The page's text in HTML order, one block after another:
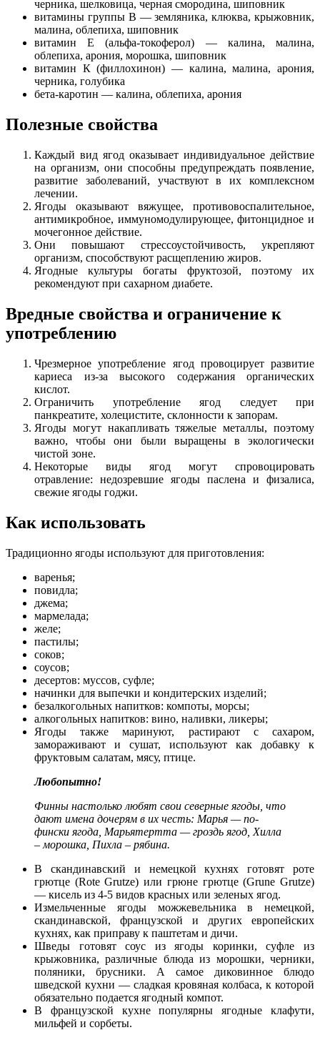
черника, шелковица, черная смородина, шиповник
витамины группы В — земляника, клюква, крыжовник,
малина, облепиха, шиповник
витамин E (альфа-токоферол) — калина, малина,
облепиха, арония, морошка, шиповник
витамин К (филлохинон) — калина, малина, арония,
черника, голубика
бета-каротин — калина, облепиха, арония
Полезные свойства
Каждый вид ягод оказывает индивидуальное действие
на организм, они способны предупреждать появление,
развитие заболеваний, участвуют в их комплексном
лечении.
Ягоды оказывают вяжущее, противовоспалительное,
антимикробное, иммуномодулирующее, фитонцидное и
мочегонное действие.
Они повышают стрессоустойчивость, укрепляют
организм, способствуют расщеплению жиров.
Ягодные культуры богаты фруктозой, поэтому их
рекомендуют при сахарном диабете.
Вредные свойства и ограничение к
употреблению
Чрезмерное употребление ягод провоцирует развитие
кариеса из-за высокого содержания органических
кислот.
Ограничить употребление ягод следует при
панкреатите, холецистите, склонности к запорам.
Ягоды могут накапливать тяжелые металлы, поэтому
важно, чтобы они были выращены в экологически
чистой зоне.
Некоторые виды ягод могут спровоцировать
отравление: недозревшие ягоды паслена и физалиса,
свежие ягоды годжи.
Как использовать
Традиционно ягоды используют для приготовления:
варенья;
повидла;
джема;
мармелада;
желе;
пастилы;
соков;
соусов;
десертов: муссов, суфле;
начинки для выпечки и кондитерских изделий;
безалкогольных напитков: компоты, морсы;
алкогольных напитков: вино, наливки, ликеры;
Ягоды также маринуют, растирают с сахаром,
замораживают и сушат, используют как добавку к
фруктовым салатам, мясу, птице.
Любопытно!
Финны настолько любят свои северные ягоды, что
дают имена дочерям в их честь: Марья — по-
фински ягода, Марьятертта — гроздь ягод, Хилла
– морошка, Пихла – рябина.
В скандинавский и немецкой кухнях готовят роте
грютце (Rote Grutze) или грюне грютце (Grune Grutze)
— кисель из 4-5 видов красных или зеленых ягод.
Измельченные ягоды можжевельника в немецкой,
скандинавской, французской и других европейских
кухнях, как приправу к паштетам и дичи.
Шведы готовят соус из ягоды коринки, суфле из
крыжовника, различные блюда из морошки, черники,
поляники, брусники. А самое диковинное блюдо
шведской кухни — сладкая кровяная колбаса, к которой
обязательно подается ягодный компот.
В французской кухне популярны ягодные клафути,
мильфей и сорбеты.